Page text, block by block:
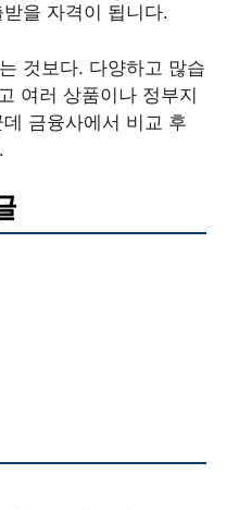
을 자격이 됩니다.
것보다. 다양하고 많습
여러 상품이나 정부지
금융사에서 비교 후